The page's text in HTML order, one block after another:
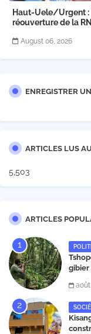
Haut-Uele/Urgent :
réouverture de la
August 06, 2026
ENREGISTRER
ARTICLES LUS
5,503
ARTICLES
gibier
août